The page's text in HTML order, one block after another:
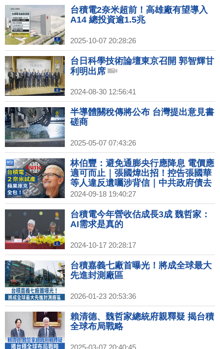
台積電2奈米超前！高雄廠有望導入
A14 總投資逾1.5兆
2025-10-07 20:28:26
台日科學技術論壇東京召開 郭智輝甘
利明出席
2024-08-30 12:56:41
半導體關稅傳將公布 台灣提出意見書
磋商
2025-05-07 07:43:26
林伯豐：避免通膨央行應降息 電價應
適可而止｜張國煒出招！控告張國華
等人違反遺囑涉背信｜中共政府債去
年逾70兆 專家：債務將連環爆｜中國
製DUV生產65奈米晶片扯8奈米 遭打
臉
2024-09-18 19:40:27
台積電今年營收估成長3成 魏哲家：
AI需求是真的
2024-10-17 20:28:17
台積嘉義七廠首曝光！將成全球最大
先進封測廠區
2026-01-23 20:53:36
賴清德、魏哲家總統府親釋疑 揭台積
全球布局戰略